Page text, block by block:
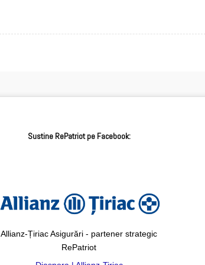
Sustine RePatriot pe Facebook:
Allianz-Țiriac Asigurări - partener strategic
RePatriot